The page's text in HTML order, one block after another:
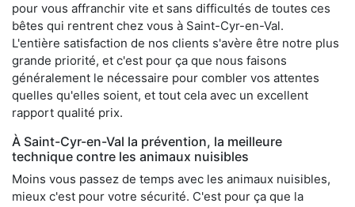
pour vous affranchir vite et sans difficultés de toutes ces
bêtes qui rentrent chez vous à Saint-Cyr-en-Val.
L'entière satisfaction de nos clients s'avère être notre plus
grande priorité, et c'est pour ça que nous faisons
généralement le nécessaire pour combler vos attentes
quelles qu'elles soient, et tout cela avec un excellent
rapport qualité prix.
À Saint-Cyr-en-Val la prévention, la meilleure
technique contre les animaux nuisibles
Moins vous passez de temps avec les animaux nuisibles,
mieux c'est pour votre sécurité. C'est pour ça que la